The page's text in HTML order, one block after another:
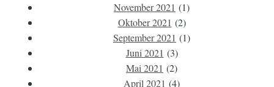
November 2021 (1)
Oktober 2021 (2)
September 2021 (1)
Juni 2021 (3)
Mai 2021 (2)
April 2021 (4)